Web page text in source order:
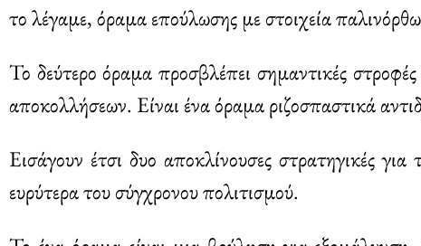
το λέγαμε, όραμα επούλωσης με στοιχεία
Το δεύτερο όραμα προσβλέπει σημαντικές
αποκολλήσεων. Είναι ένα όραμα ριζοσπαστικά
Εισάγουν έτσι δυο αποκλίνουσες στρατηγικές
ευρύτερα του σύγχρονου πολιτισμού.